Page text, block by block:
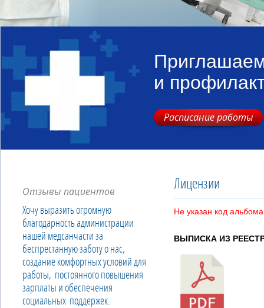
и
Расписание работы
Отзывы пациентов
Хочу выразить огромную
благодарность администрации
нашей медсанчасти за
беспрестанную заботу о нас,
создание комфортных условий для
работы, постоянного повышения
зарплаты и обеспечения
социальных поддержек.
Лицензии
Не указан код
ВЫПИСКА ИЗ